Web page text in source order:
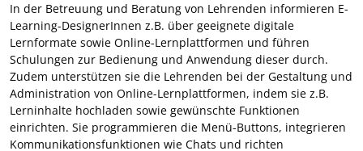
In der Betreuung und Beratung von Lehrenden informieren E-
Learning-DesignerInnen z.B. über geeignete digitale
Lernformate sowie Online-Lernplattformen und führen
Schulungen zur Bedienung und Anwendung dieser durch.
Zudem unterstützen sie die Lehrenden bei der Gestaltung und
Administration von Online-Lernplattformen, indem sie z.B.
Lerninhalte hochladen sowie gewünschte Funktionen
einrichten. Sie programmieren die Menü-Buttons, integrieren
Kommunikationsfunktionen wie Chats und richten